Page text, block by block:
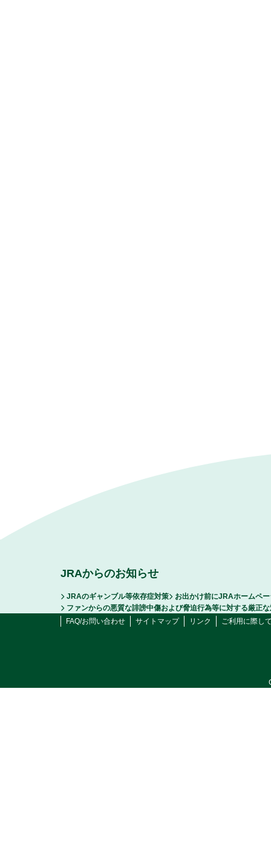
JRAからのお知らせ
JRAのギャンブル等依存症対策
お出かけ前にJRAホームペ
ファンからの悪質な誹謗中傷および脅迫行為等に対する厳正
FAQ/お問い合わせ
サイトマップ リンク ご利用に際し